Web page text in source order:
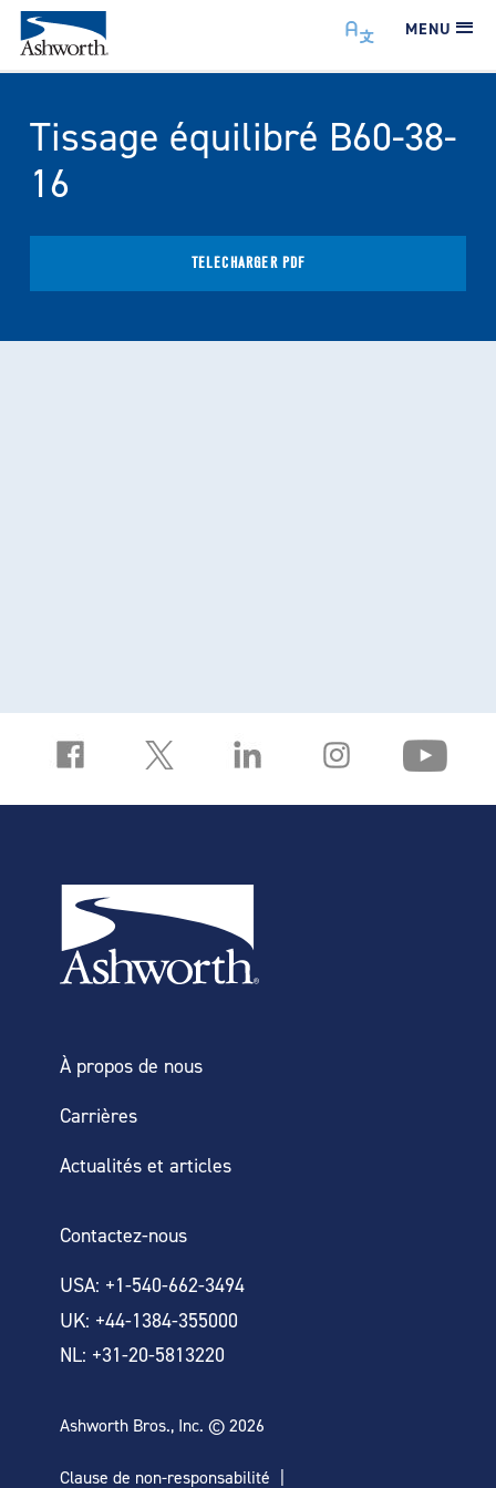
MENU
Tissage équilibré B60-38-
16
TÉLÉCHARGER PDF
À propos de nous
Carrières
Actualités et articles
Contactez-nous
USA: +1-540-662-3494
UK: +44-1384-355000
NL: +31-20-5813220
Ashworth Bros., Inc. © 2026
Clause de non-responsabilité